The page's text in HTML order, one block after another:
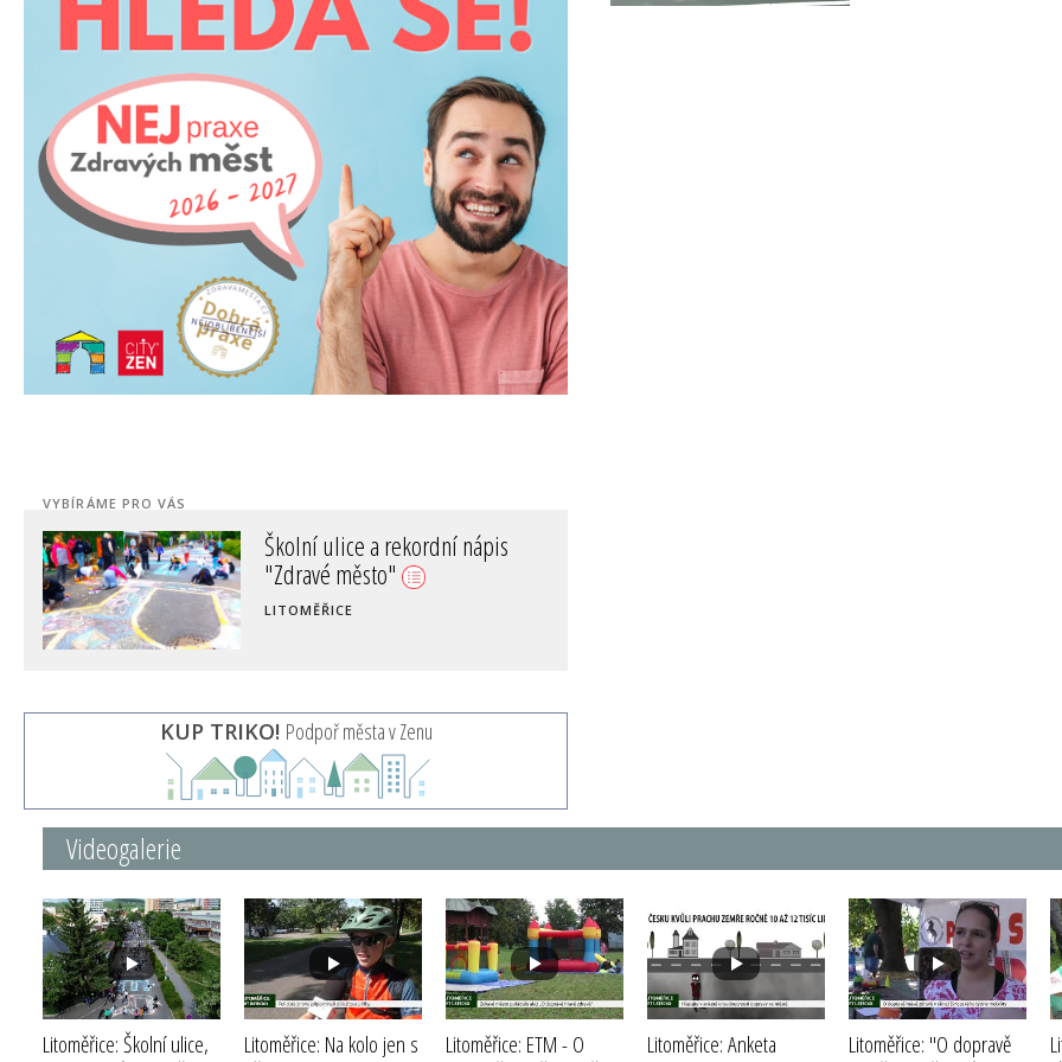
VYBÍRÁME PRO VÁS
Školní ulice a rekordní nápis
"Zdravé město"
LITOMĚŘICE
KUP TRIKO! Podpoř města v Zenu
Videogalerie
Litoměřice: Školní ulice,
Litoměřice: Na kolo jen s
Litoměřice: ETM - O
Litoměřice: Anketa
Litoměřice: "O dopravě